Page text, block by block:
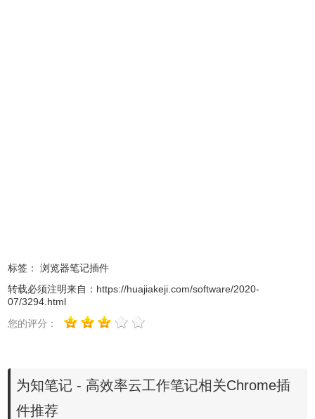
9、人脉管理（可以导入联系人，有专门的模板）。
10、支持第三方编辑器，给用户更加强大的编辑功能。
11、拖到导入各种文档并直接查看 。
1、资料收集能力极强
标签：
浏览器笔记插件
转载必须注明来自： https://huajiakeji.com/software/2020-
07/3294.html
您的评分：
为知笔记 - 高效率云工作笔记相关Chrome插
件推荐